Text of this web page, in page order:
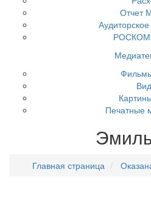
Отчет
Печатные
Главная страница